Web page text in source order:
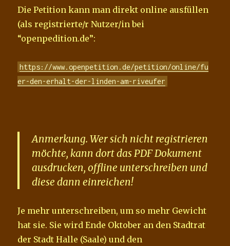
Die Petition kann man direkt online ausfüllen
(als registrierte/r Nutzer/in bei
“openpedition.de”:
https://www.openpetition.de/petition/online/fu
er-den-erhalt-der-linden-am-riveufer
Anmerkung. Wer sich nicht registrieren
möchte, kann dort das PDF Dokument
ausdrucken, offline unterschreiben und
diese dann einreichen!
Je mehr unterschreiben, um so mehr Gewicht
hat sie. Sie wird Ende Oktober an den Stadtrat
der Stadt Halle (Saale) und den